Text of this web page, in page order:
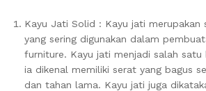
Kayu Jati Solid : Kayu jati merupakan
yang sering digunakan dalam
furniture. Kayu jati menjadi salah satu
ia dikenal memiliki serat yang bagus
dan tahan lama. Kayu jati juga